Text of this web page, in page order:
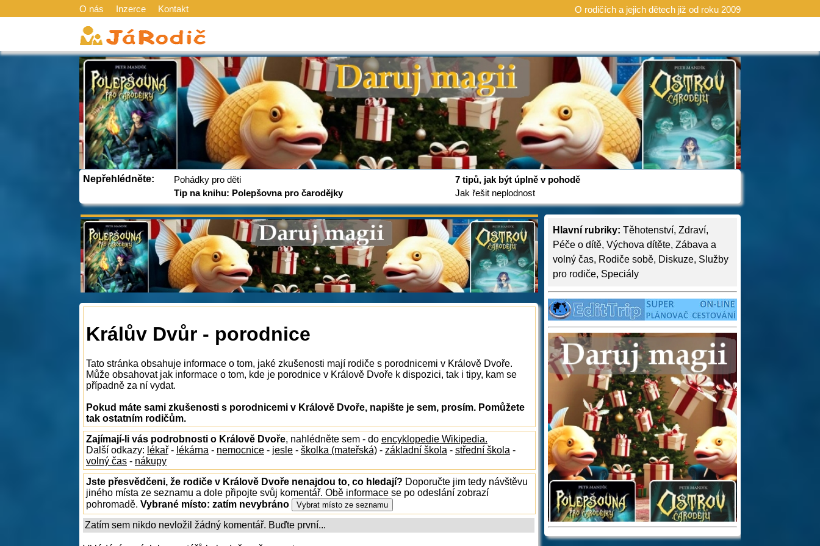
O nás Inzerce Kontakt O rodičích a jejich dětech již od roku 2009
Nepřehlédněte:
Pohádky pro děti
Tip na knihu: Polepšovna pro čarodějky
7 tipů, jak být úplně v pohodě
Jak řešit neplodnost
Hlavní rubriky: Těhotenství, Zdraví,
Péče o dítě, Výchova dítěte, Zábava a
volný čas, Rodiče sobě, Diskuze, Služby
pro rodiče, Speciály
Králův Dvůr - porodnice
Tato stránka obsahuje informace o tom, jaké zkušenosti mají rodiče s porodnicemi v Králově Dvoře.
Může obsahovat jak informace o tom, kde je porodnice v Králově Dvoře k dispozici, tak i tipy, kam se
případně za ní vydat.
Pokud máte sami zkušenosti s porodnicemi v Králově Dvoře, napište je sem, prosím. Pomůžete
tak ostatním rodičům.
Zajímají-li vás podrobnosti o Králově Dvoře, nahlédněte sem - do encyklopedie Wikipedia.
Další odkazy: lékař - lékárna - nemocnice - jesle - školka (mateřská) - základní škola - střední škola -
volný čas - nákupy
Jste přesvědčeni, že rodiče v Králově Dvoře nenajdou to, co hledají? Doporučte jim tedy návštěvu
jiného místa ze seznamu a dole připojte svůj komentář. Obě informace se po odeslání zobrazí
pohromadě. Vybrané místo: zatím nevybráno
Zatím sem nikdo nevložil žádný komentář. Buďte první...